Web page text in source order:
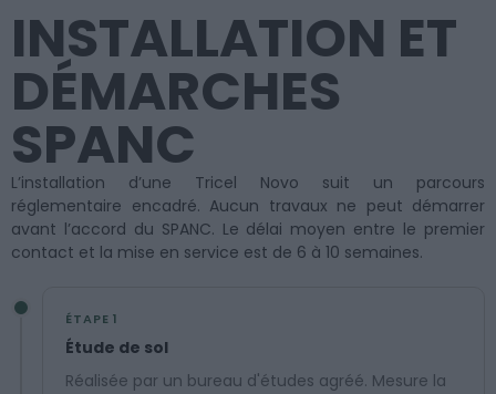
INSTALLATION ET
DÉMARCHES
SPANC
L’installation d’une Tricel Novo suit un parcours
réglementaire encadré. Aucun travaux ne peut démarrer
avant l’accord du SPANC. Le délai moyen entre le premier
contact et la mise en service est de 6 à 10 semaines.
ÉTAPE 1
Étude de sol
Réalisée par un bureau d'études agréé. Mesure la